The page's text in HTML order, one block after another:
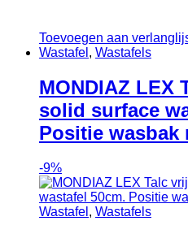
Toevoegen aan
Wastafel , Wastafels
MONDIAZ LEX
solid surface
Positie wasbak
-9%
Wastafel , Wastafels